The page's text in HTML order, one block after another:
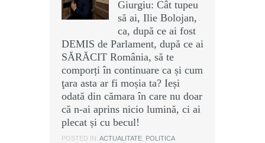
Giurgiu: Cât tupeu
să ai, Ilie Bolojan,
ca, după ce ai fost
DEMIS de Parlament, după ce ai
SĂRĂCIT România, să te
comporți în continuare ca și cum
ţara asta ar fi moșia ta? Ieși
odată din cămara în care nu doar
că n-ai aprins nicio lumină, ci ai
plecat și cu becul!
POSTED IN: ACTUALITATE POLITICA